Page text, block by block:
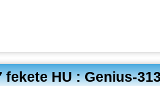
HU : Genius-